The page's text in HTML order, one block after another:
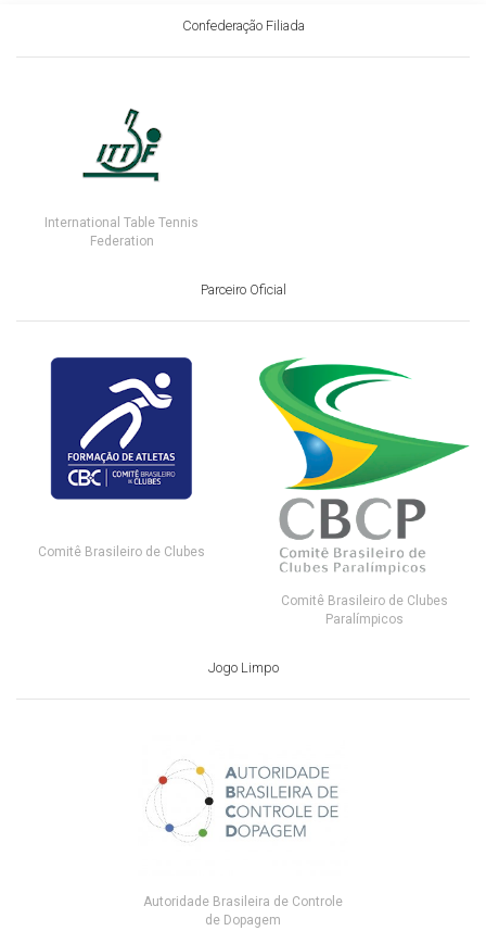
Confederação Filiada
International Table Tennis
Federation
Parceiro Oficial
Comitê Brasileiro de Clubes
Comitê Brasileiro de Clubes
Paralímpicos
Jogo Limpo
Autoridade Brasileira de Controle
de Dopagem